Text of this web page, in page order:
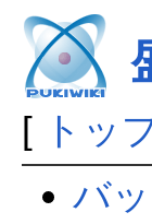
[ トッ
バ